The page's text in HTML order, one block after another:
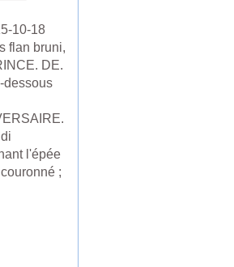
10-18
flan bruni,
DE.
dessous
l'épée
;